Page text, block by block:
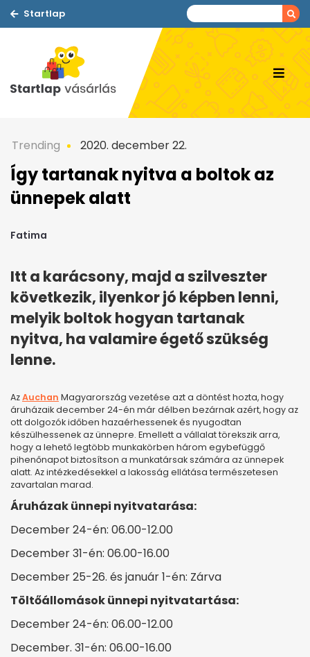
Startlap
Trending 2020. december 22.
Így tartanak nyitva a boltok az
ünnepek alatt
Fatima
Itt a karácsony, majd a szilveszter
következik, ilyenkor jó képben lenni,
melyik boltok hogyan tartanak
nyitva, ha valamire égető szükség
lenne.
AzAuchan Magyarország vezetése azt a döntést hozta, hogy
áruházaik december 24-én már délben bezárnak azért, hogy az
ott dolgozók időben hazaérhessenek és nyugodtan
készülhessenek az ünnepre. Emellett a vállalat törekszik arra,
hogy a lehető legtöbb munkakörben három egybefüggő
pihenőnapot biztosítson a munkatársak számára az ünnepek
alatt. Az intézkedésekkel a lakosság ellátása természetesen
zavartalan marad.
Áruházak ünnepi nyitvatarása:
December 24-én: 06.00-12.00
December 31-én: 06.00-16.00
December 25-26. és január 1-én: Zárva
Töltőállomások ünnepi nyitvatartása:
December 24-én: 06.00-12.00
December. 31-én: 06.00-16.00